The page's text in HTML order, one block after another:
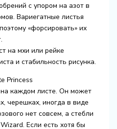
с упором на азот в
Вариегатные листья
«форсировать» их
на мхи или рейке
и стабильность рисунка.
Princess
каждом листе. Он может
черешках, иногда в виде
нет совсем, а стебли
Если есть хотя бы